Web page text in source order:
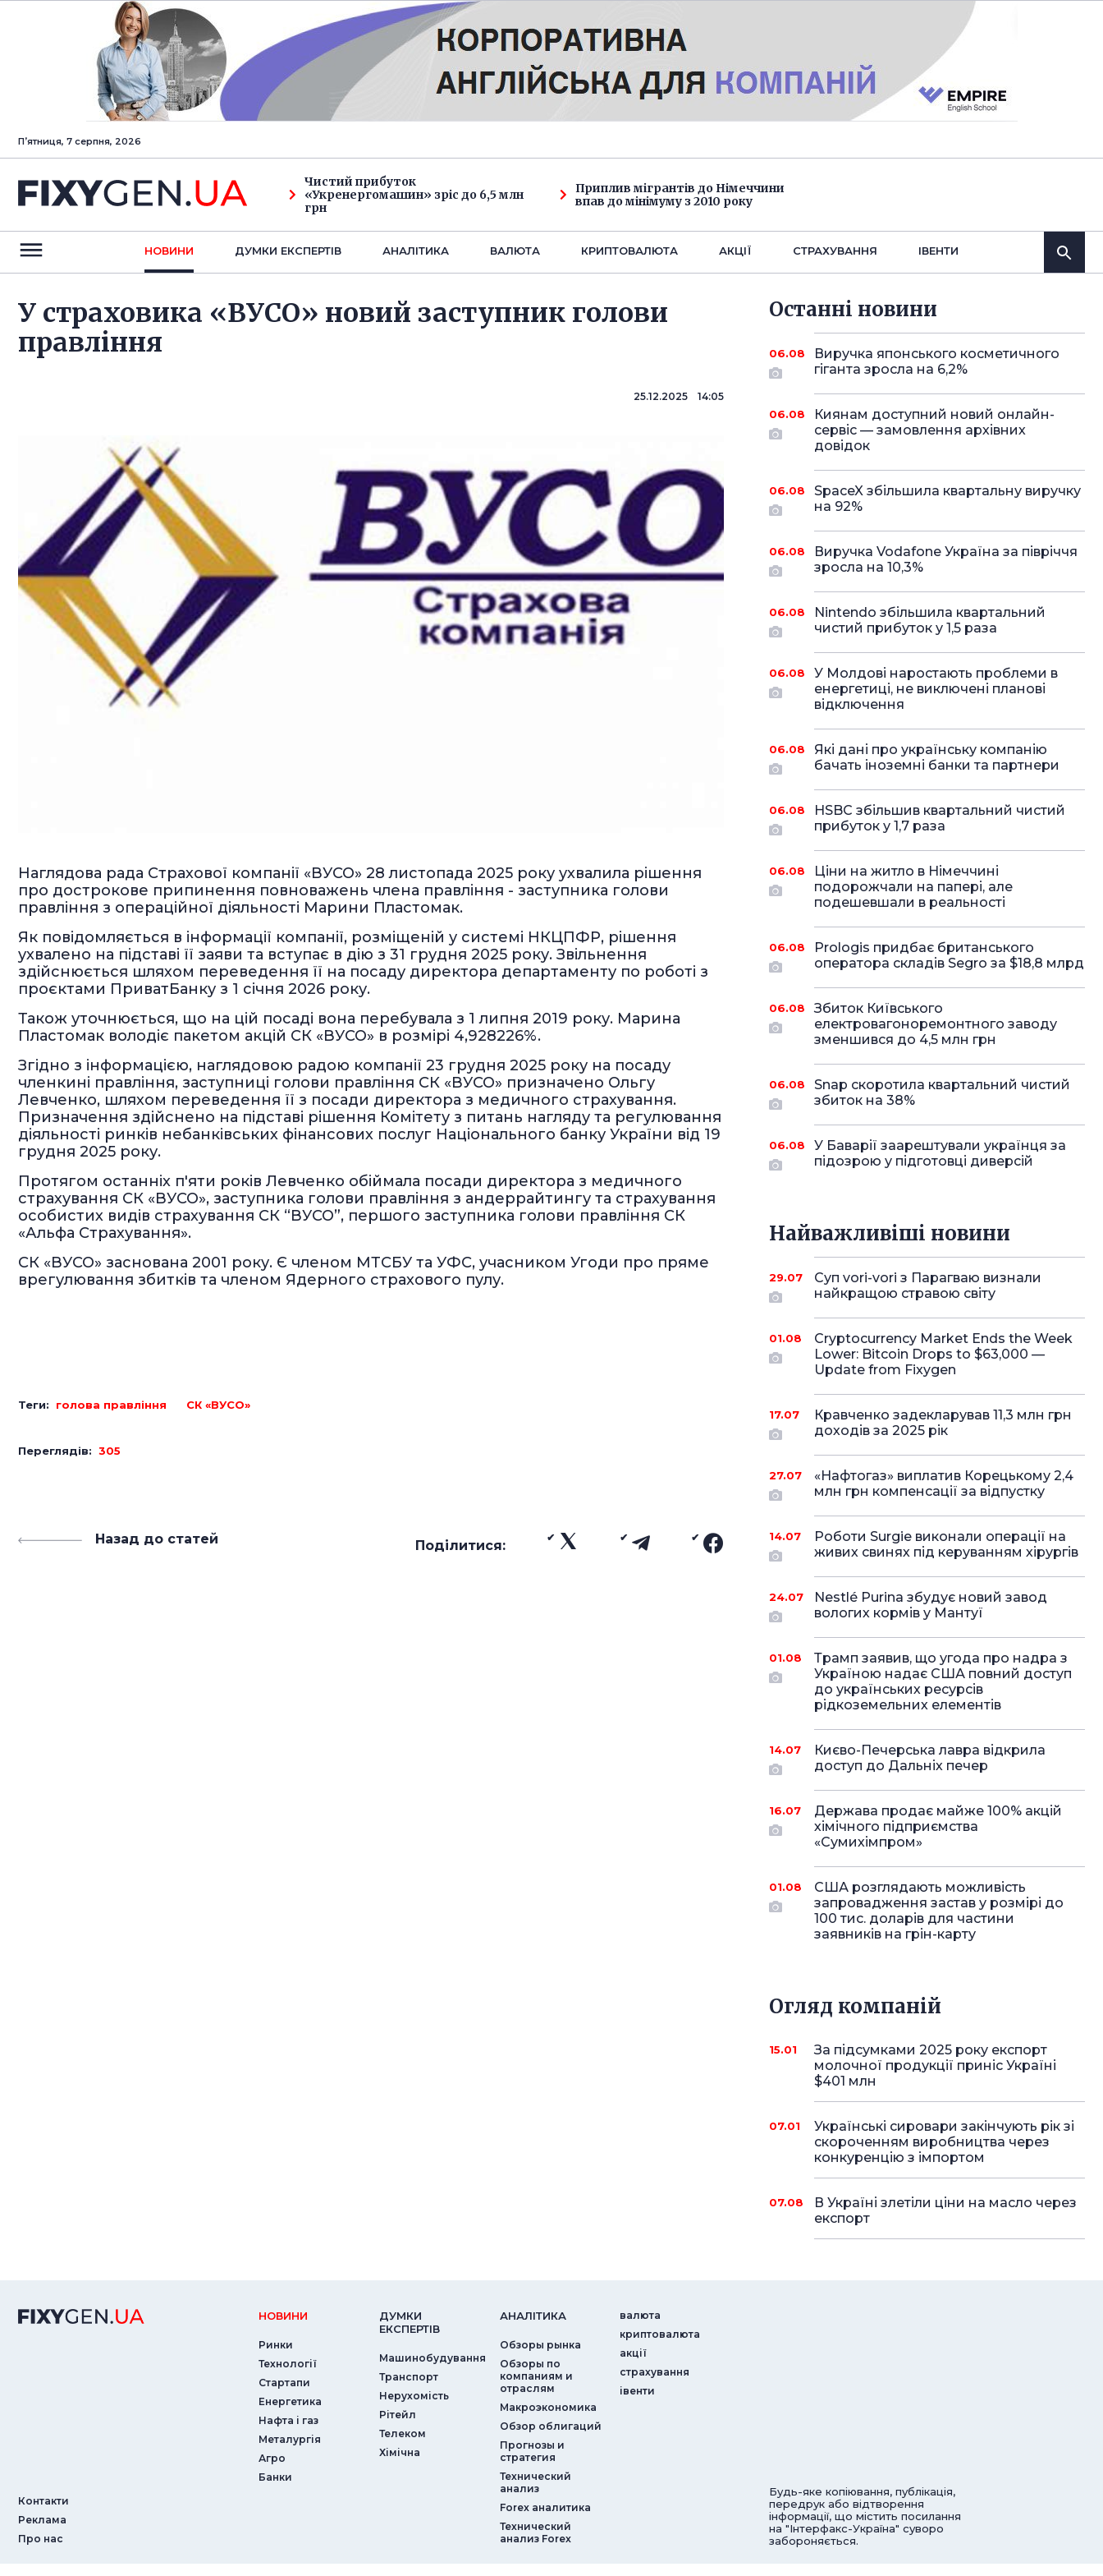
Пʼятниця, 7 серпня, 2026
Чистий прибуток
«Укренергомашин» зріс до 6,5 млн
грн
Приплив мігрантів до Німеччини
впав до мінімуму з 2010 року
НОВИНИ ДУМКИ ЕКСПЕРТIВ АНАЛIТИКА ВАЛЮТА КРИПТОВАЛЮТА АКЦІЇ СТРАХУВАННЯ IВЕНТИ
У страховика «ВУСО» новий заступник голови
правління
25.12.2025 14:05
Наглядова рада Страхової компанії «ВУСО» 28 листопада 2025 року ухвалила рішення
про дострокове припинення повноважень члена правління - заступника голови
правління з операційної діяльності Марини Пластомак.
Як повідомляється в інформації компанії, розміщеній у системі НКЦПФР, рішення
ухвалено на підставі її заяви та вступає в дію з 31 грудня 2025 року. Звільнення
здійснюється шляхом переведення її на посаду директора департаменту по роботі з
проєктами ПриватБанку з 1 січня 2026 року.
Також уточнюється, що на цій посаді вона перебувала з 1 липня 2019 року. Марина
Пластомак володіє пакетом акцій СК «ВУСО» в розмірі 4,928226%.
Згідно з інформацією, наглядовою радою компанії 23 грудня 2025 року на посаду
членкині правління, заступниці голови правління СК «ВУСО» призначено Ольгу
Левченко, шляхом переведення її з посади директора з медичного страхування.
Призначення здійснено на підставі рішення Комітету з питань нагляду та регулювання
діяльності ринків небанківських фінансових послуг Національного банку України від 19
грудня 2025 року.
Протягом останніх п'яти років Левченко обіймала посади директора з медичного
страхування СК «ВУСО», заступника голови правління з андеррайтингу та страхування
особистих видів страхування СК “ВУСО”, першого заступника голови правління СК
«Альфа Страхування».
СК «ВУСО» заснована 2001 року. Є членом МТСБУ та УФС, учасником Угоди про пряме
врегулювання збитків та членом Ядерного страхового пулу.
Теги: голова правління СК «ВУСО»
Переглядів: 305
Назад до статей Поділитися:
Останнi новини
06.08
Виручка японського косметичного
гіганта зросла на 6,2%
06.08
Киянам доступний новий онлайн-
сервіс — замовлення архівних
довідок
06.08
SpaceX збільшила квартальну виручку
на 92%
06.08
Виручка Vodafone Україна за півріччя
зросла на 10,3%
06.08
Nintendo збільшила квартальний
чистий прибуток у 1,5 раза
06.08
У Молдові наростають проблеми в
енергетиці, не виключені планові
відключення
06.08
Які дані про українську компанію
бачать іноземні банки та партнери
06.08
HSBC збільшив квартальний чистий
прибуток у 1,7 раза
06.08
Ціни на житло в Німеччині
подорожчали на папері, але
подешевшали в реальності
06.08
Prologis придбає британського
оператора складів Segro за $18,8 млрд
06.08
Збиток Київського
електровагоноремонтного заводу
зменшився до 4,5 млн грн
06.08
Snap скоротила квартальний чистий
збиток на 38%
06.08
У Баварії заарештували українця за
підозрою у підготовці диверсій
Найважливіші новини
29.07
Суп vori-vori з Парагваю визнали
найкращою стравою світу
01.08
Cryptocurrency Market Ends the Week
Lower: Bitcoin Drops to $63,000 —
Update from Fixygen
17.07
Кравченко задекларував 11,3 млн грн
доходів за 2025 рік
27.07
«Нафтогаз» виплатив Корецькому 2,4
млн грн компенсації за відпустку
14.07
Роботи Surgie виконали операції на
живих свинях під керуванням хірургів
24.07
Nestlé Purina збудує новий завод
вологих кормів у Мантуї
01.08
Трамп заявив, що угода про надра з
Україною надає США повний доступ
до українських ресурсів
рідкоземельних елементів
14.07
Києво-Печерська лавра відкрила
доступ до Дальніх печер
16.07
Держава продає майже 100% акцій
хімічного підприємства
«Сумихімпром»
01.08
США розглядають можливість
запровадження застав у розмірі до
100 тис. доларів для частини
заявників на грін-карту
Огляд компаній
15.01
За підсумками 2025 року експорт
молочної продукції приніс Україні
$401 млн
07.01
Українські сировари закінчують рік зі
скороченням виробництва через
конкуренцію з імпортом
07.08
В Україні злетіли ціни на масло через
експорт
Контакти
Реклама
Про нас
НОВИНИ
Ринки
Технології
Стартапи
Енергетика
Нафта і газ
Металургія
Агро
Банки
ДУМКИ
ЕКСПЕРТIВ
Машинобудування
Транспорт
Нерухомість
Рітейл
Телеком
Хімічна
АНАЛIТИКА
Обзоры рынка
Обзоры по
компаниям и
отраслям
Макроэкономика
Обзор облигаций
Прогнозы и
стратегия
Технический
анализ
Forex аналитика
Технический
анализ Forex
валюта
криптовалюта
акції
страхування
iвенти
Будь-яке копіювання, публікація,
передрук або відтворення
інформації, що містить посилання
на "Інтерфакс-Україна" суворо
забороняється.